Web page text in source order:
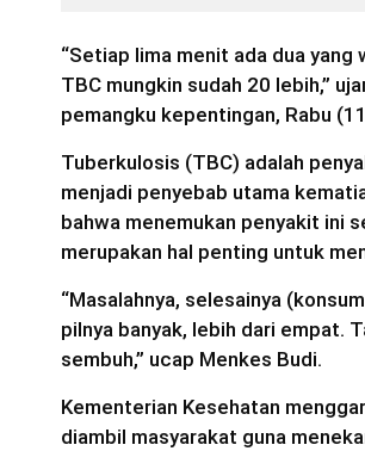
“Setiap lima menit ada dua
TBC mungkin sudah 20 lebih,”
pemangku kepentingan, Rabu
Tuberkulosis (TBC) adalah
menjadi penyebab utama
bahwa menemukan penyakit ini
merupakan hal penting untuk
“Masalahnya, selesainya
pilnya banyak, lebih dari empat.
sembuh,” ucap Menkes Budi.
Kementerian Kesehatan
diambil masyarakat guna